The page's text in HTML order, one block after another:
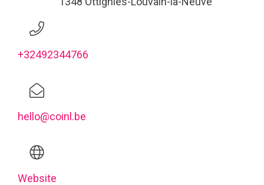
+32492344766
hello@coinl.be
Website